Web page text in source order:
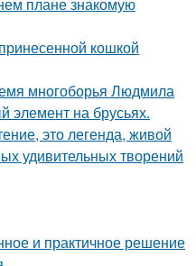
кошкой
многоборья Людмила
элемент на брусьях.
это легенда, живой
удивительных творений
и практичное решение